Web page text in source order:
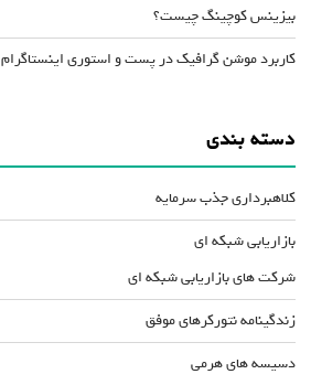
بیزینس کوچینگ چیست؟
کاربرد موشن گرافیک در پست و استوری اینستاگرام
دسته بندی
کلاهبرداری جذب سرمایه
بازاریابی شبکه ای
شرکت های بازاریابی شبکه ای
زندگینامه نتورکرهای موفق
دسیسه های هرمی